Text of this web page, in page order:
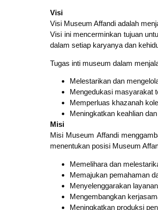
Visi
Visi Museum Affandi adalah
Visi ini mencerminkan tujuan
dalam setiap karyanya dan
Tugas inti museum dalam
Melestarikan dan
Mengedukasi masyarakat
Memperluas khazanah
Meningkatkan keahlian
Misi
Misi Museum Affandi
menentukan posisi Museum
Memelihara dan
Memajukan pemahaman
Menyelenggarakan
Mengembangkan
Meningkatkan produksi